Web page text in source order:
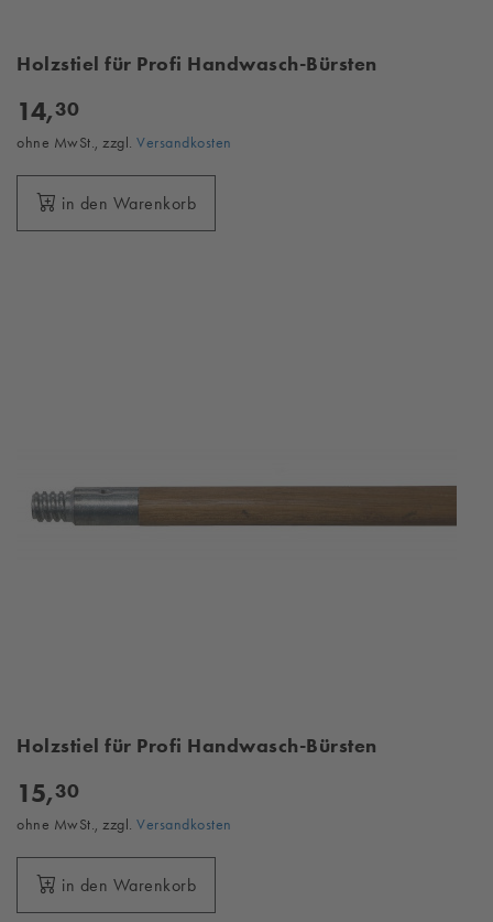
Holzstiel für Profi Handwasch-Bürsten
14,30
ohne MwSt., zzgl. Versandkosten
in den Warenkorb
Holzstiel für Profi Handwasch-Bürsten
15,30
ohne MwSt., zzgl. Versandkosten
in den Warenkorb